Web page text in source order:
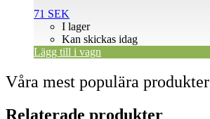
71 SEK
I lager
Kan skickas idag
Lägg till i vagn
Våra mest populära produkter
Relaterade produkter